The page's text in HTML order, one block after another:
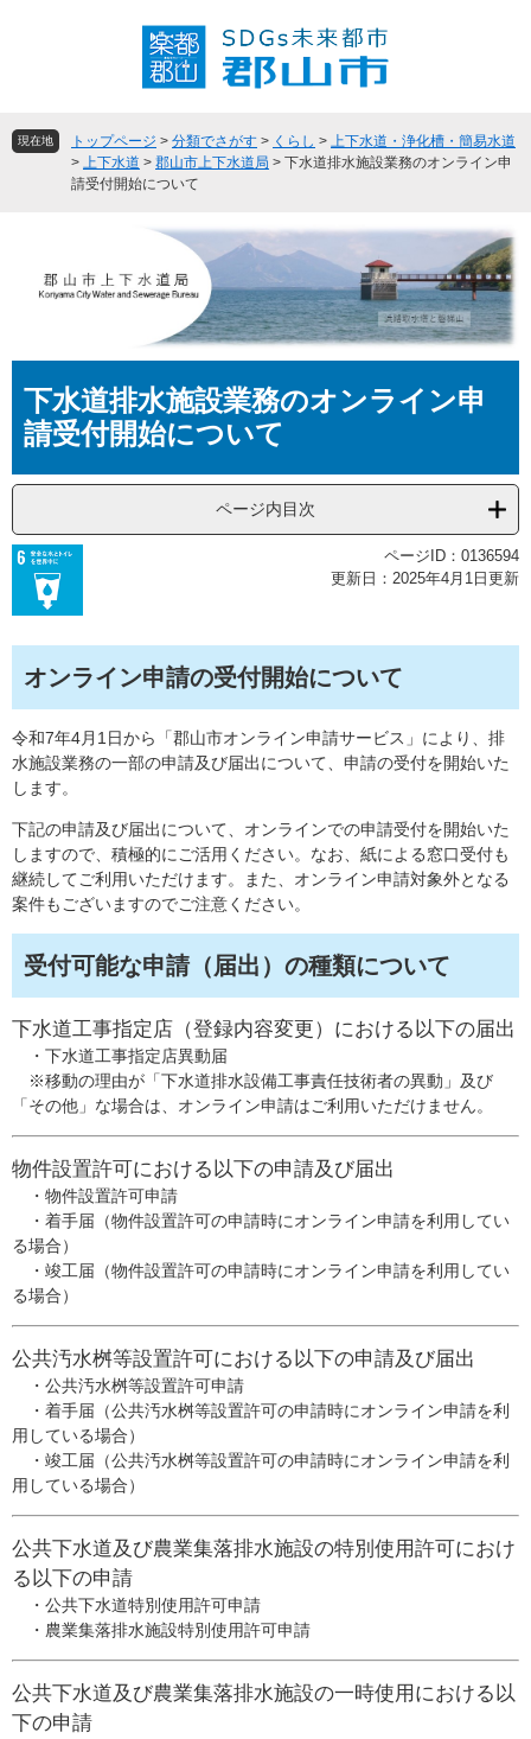
頭
飛現在地 トップページ > 分類でさがす > くらし > 上下水道・浄化槽・簡易水道
> 上下水道 > 郡山市上下水道局 > 下水道排水施設業務のオンライン申
請受付開始について
文下水道排水施設業務のオンライン申
請受付開始について
ページ内目次
ページID：0136594
更新日：2025年4月1日更新
オンライン申請の受付開始について
令和7年4月1日から「郡山市オンライン申請サービス」により、排
水施設業務の一部の申請及び届出について、申請の受付を開始いた
します。
​下記の申請及び届出について、オンラインでの申請受付を開始いた
しますので、積極的にご活用ください。なお、紙による窓口受付も
継続してご利用いただけます。また、オンライン申請対象外となる
案件もございますのでご注意ください。
受付可能な申請（届出）の種類について
下水道工事指定店（登録内容変更）における以下の届出
・下水道工事指定店異動届
※移動の理由が「下水道排水設備工事責任技術者の異動」及び
「その他」な場合は、オンライン申請はご利用いただけません。​
物件設置許可における以下の申請及び届出
・物件設置許可申請
・着手届（物件設置許可の申請時にオンライン申請を利用してい
る場合）​
・竣工届（物件設置許可の申請時にオンライン申請を利用してい
る場合）
公共汚水桝等設置許可における以下の申請及び届出
・公共汚水桝等設置許可申請
・着手届（公共汚水桝等設置許可の申請時にオンライン申請を利
用している場合）
・竣工届（公共汚水桝等設置許可の申請時にオンライン申請を利
用している場合）
公共下水道及び農業集落排水施設の特別使用許可におけ
る以下の申請
・公共下水道特別使用許可申請
・農業集落排水施設特別使用許可申請
公共下水道及び農業集落排水施設の一時使用における以
下の申請